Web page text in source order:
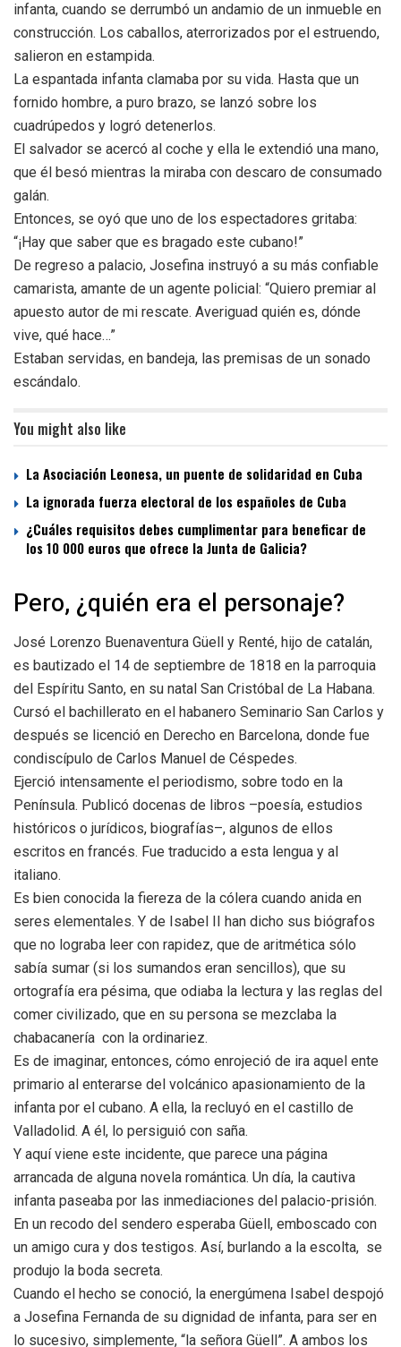
infanta, cuando se derrumbó un andamio de un inmueble en
construcción. Los caballos, aterrorizados por el estruendo,
salieron en estampida.
La espantada infanta clamaba por su vida. Hasta que un
fornido hombre, a puro brazo, se lanzó sobre los
cuadrúpedos y logró detenerlos.
El salvador se acercó al coche y ella le extendió una mano,
que él besó mientras la miraba con descaro de consumado
galán.
Entonces, se oyó que uno de los espectadores gritaba:
“¡Hay que saber que es bragado este cubano!”
De regreso a palacio, Josefina instruyó a su más confiable
camarista, amante de un agente policial: “Quiero premiar al
apuesto autor de mi rescate. Averiguad quién es, dónde
vive, qué hace…”
Estaban servidas, en bandeja, las premisas de un sonado
escándalo.
You might also like
La Asociación Leonesa, un puente de solidaridad en Cuba
La ignorada fuerza electoral de los españoles de Cuba
¿Cuáles requisitos debes cumplimentar para beneficar de
los 10 000 euros que ofrece la Junta de Galicia?
Pero, ¿quién era el personaje?
José Lorenzo Buenaventura Güell y Renté, hijo de catalán,
es bautizado el 14 de septiembre de 1818 en la parroquia
del Espíritu Santo, en su natal San Cristóbal de La Habana.
Cursó el bachillerato en el habanero Seminario San Carlos y
después se licenció en Derecho en Barcelona, donde fue
condiscípulo de Carlos Manuel de Céspedes.
Ejerció intensamente el periodismo, sobre todo en la
Península. Publicó docenas de libros –poesía, estudios
históricos o jurídicos, biografías–, algunos de ellos
escritos en francés. Fue traducido a esta lengua y al
italiano.
Es bien conocida la fiereza de la cólera cuando anida en
seres elementales. Y de Isabel II han dicho sus biógrafos
que no lograba leer con rapidez, que de aritmética sólo
sabía sumar (si los sumandos eran sencillos), que su
ortografía era pésima, que odiaba la lectura y las reglas del
comer civilizado, que en su persona se mezclaba la
chabacanería con la ordinariez.
Es de imaginar, entonces, cómo enrojeció de ira aquel ente
primario al enterarse del volcánico apasionamiento de la
infanta por el cubano. A ella, la recluyó en el castillo de
Valladolid. A él, lo persiguió con saña.
Y aquí viene este incidente, que parece una página
arrancada de alguna novela romántica. Un día, la cautiva
infanta paseaba por las inmediaciones del palacio-prisión.
En un recodo del sendero esperaba Güell, emboscado con
un amigo cura y dos testigos. Así, burlando a la escolta, se
produjo la boda secreta.
Cuando el hecho se conoció, la energúmena Isabel despojó
a Josefina Fernanda de su dignidad de infanta, para ser en
lo sucesivo, simplemente, “la señora Güell”. A ambos los